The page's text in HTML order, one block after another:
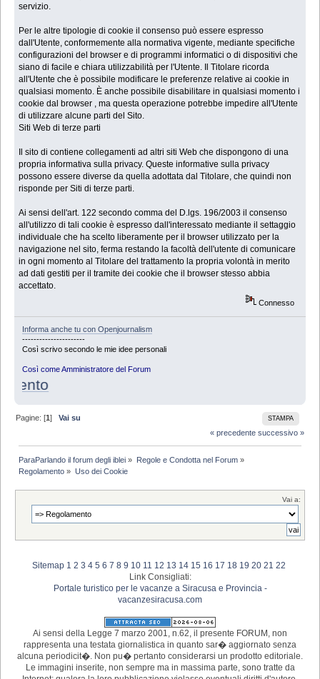
servizio.
Per le altre tipologie di cookie il consenso può essere espresso
dall'Utente, conformemente alla normativa vigente, mediante specifiche
configurazioni del browser e di programmi informatici o di dispositivi che
siano di facile e chiara utilizzabilità per l'Utente. Il Titolare ricorda
all'Utente che è possibile modificare le preferenze relative ai cookie in
qualsiasi momento. È anche possibile disabilitare in qualsiasi momento i
cookie dal browser , ma questa operazione potrebbe impedire all'Utente
di utilizzare alcune parti del Sito.
Siti Web di terze parti
Il sito di contiene collegamenti ad altri siti Web che dispongono di una
propria informativa sulla privacy. Queste informative sulla privacy
possono essere diverse da quella adottata dal Titolare, che quindi non
risponde per Siti di terze parti.
Ai sensi dell'art. 122 secondo comma del D.lgs. 196/2003 il consenso
all'utilizzo di tali cookie è espresso dall'interessato mediante il settaggio
individuale che ha scelto liberamente per il browser utilizzato per la
navigazione nel sito, ferma restando la facoltà dell'utente di comunicare
in ogni momento al Titolare del trattamento la propria volontà in merito
ad dati gestiti per il tramite dei cookie che il browser stesso abbia
accettato.
Connesso
Informa anche tu con Openjournalism
----------------------
Così scrivo secondo le mie idee personali
Così come Amministratore del Forum
STAMPA
Pagine: [1]Vai su
« precedente successivo »
ParaParlando il forum degli iblei » Regole e Condotta nel Forum»
Regolamento » Uso dei Cookie
Vai a:
Sitemap 1 2 3 4 5 6 7 8 9 10 11 12 13 14 15 16 17 18 19 20 21 22
Link Consigliati:
Portale turistico per le vacanze a Siracusa e Provincia -
vacanzesiracusa.com
Ai sensi della Legge 7 marzo 2001, n.62, il presente FORUM, non
rappresenta una testata giornalistica in quanto sar� aggiornato senza
alcuna periodicit�. Non pu� pertanto considerarsi un prodotto editoriale.
Le immagini inserite, non sempre ma in massima parte, sono tratte da